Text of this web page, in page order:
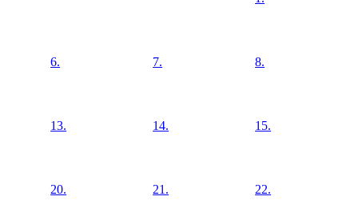
6. 7. 8.
13. 14. 15.
20. 21. 22.